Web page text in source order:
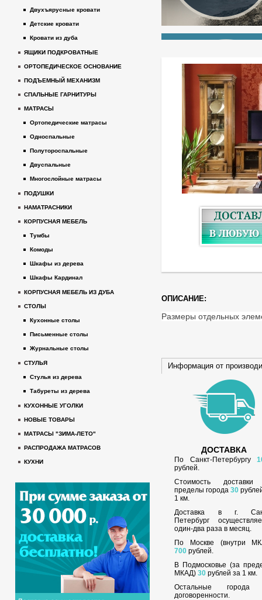
ОПИСАНИЕ:
Размеры отдельных
Информация от
ДОСТАВКА
По Санкт-Петербургу
рублей.
Стоимость
пределы города30
1 км.
Доставка в г.
Петербург
один-два раза в месяц.
По Москве (внутри
700 рублей.
В Подмосковье (за
МКАД)30 рублей за 1 км.
Остальные города
договоренности.
Двухъярусные кровати
Детские кровати
Кровати из дуба
ЯЩИКИ ПОДКРОВАТНЫЕ
ОРТОПЕДИЧЕСКОЕ ОСНОВАНИЕ
ПОДЪЕМНЫЙ МЕХАНИЗМ
СПАЛЬНЫЕ ГАРНИТУРЫ
МАТРАСЫ
Ортопедические матрасы
Односпальные
Полутороспальные
Двуспальные
Многослойные матрасы
ПОДУШКИ
НАМАТРАСНИКИ
КОРПУСНАЯ МЕБЕЛЬ
Тумбы
Комоды
Шкафы из дерева
Шкафы Кардинал
КОРПУСНАЯ МЕБЕЛЬ ИЗ ДУБА
СТОЛЫ
Кухонные столы
Письменные столы
Журнальные столы
СТУЛЬЯ
Стулья из дерева
Табуреты из дерева
КУХОННЫЕ УГОЛКИ
НОВЫЕ ТОВАРЫ
МАТРАСЫ "ЗИМА-ЛЕТО"
РАСПРОДАЖА МАТРАСОВ
КУХНИ